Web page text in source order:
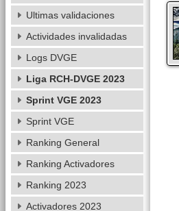
Ultimas validaciones
Actividades invalidadas
Logs DVGE
Liga RCH-DVGE 2023
Sprint VGE 2023
Sprint VGE
Ranking General
Ranking Activadores
Ranking 2023
Activadores 2023